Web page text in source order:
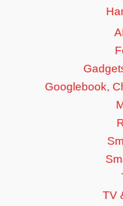
Googlebook,
TV